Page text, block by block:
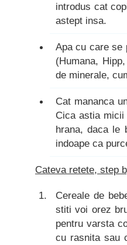
introdus cat
astept insa.
Apa cu care se
(Humana,
de minerale,
Cat mananca
Cica astia
hrana, daca le
indoape ca
Cateva retete, step
Cereale de
stiti voi orez
pentru varsta
cu rasnita sau